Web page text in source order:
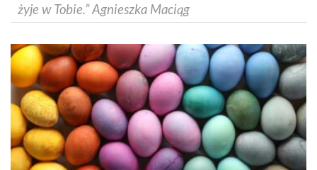
żyje w Tobie.” Agnieszka Maciąg